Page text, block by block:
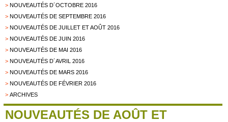
> NOUVEAUTÉS D´OCTOBRE 2016
> NOUVEAUTÉS DE SEPTEMBRE 2016
> NOUVEAUTÉS DE JUILLET ET AOÛT 2016
> NOUVEAUTÉS DE JUIN 2016
> NOUVEAUTÉS DE MAI 2016
> NOUVEAUTÉS D´AVRIL 2016
> NOUVEAUTÉS DE MARS 2016
> NOUVEAUTÉS DE FÉVRIER 2016
> ARCHIVES
NOUVEAUTÉS DE AOÛT ET